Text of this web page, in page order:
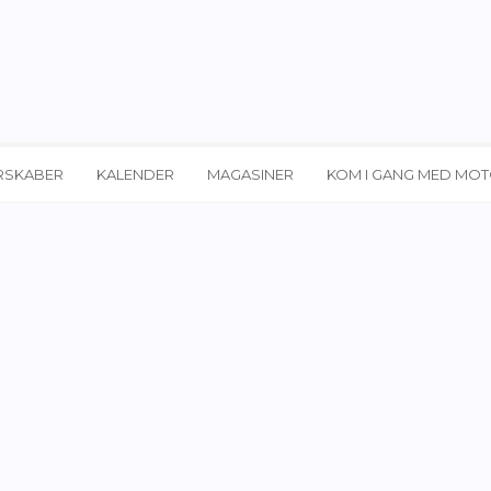
KALENDER MAGASINER KOM I GANG MED